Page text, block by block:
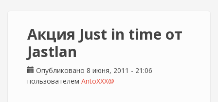
Акция Just in time от
Jastlan
Опубликовано 8 июня, 2011 - 21:06
пользователем AntoXXX@